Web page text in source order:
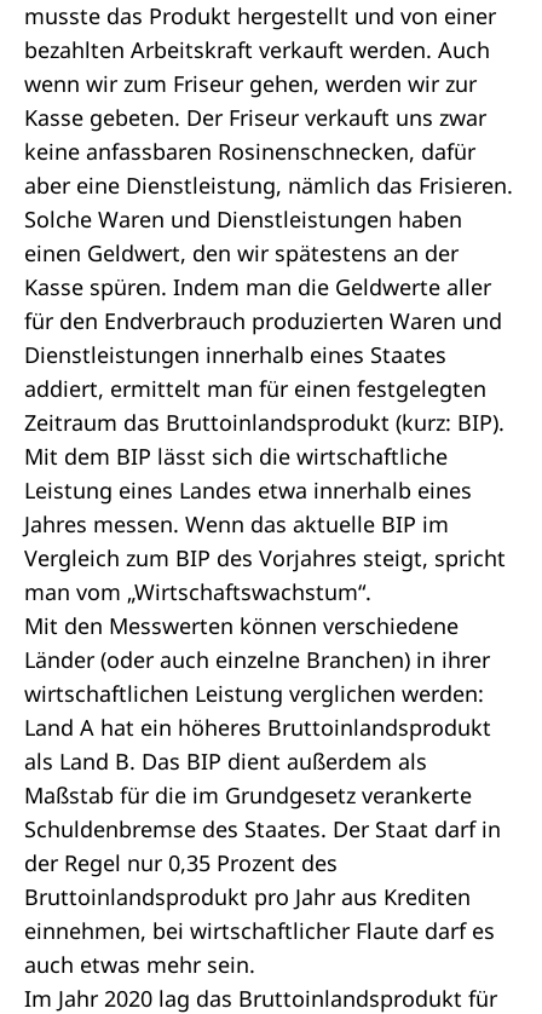
musste das Produkt hergestellt und von einer
bezahlten Arbeitskraft verkauft werden. Auch
wenn wir zum Friseur gehen, werden wir zur
Kasse gebeten. Der Friseur verkauft uns zwar
keine anfassbaren Rosinenschnecken, dafür
aber eine Dienstleistung, nämlich das Frisieren.
Solche Waren und Dienstleistungen haben
einen Geldwert, den wir spätestens an der
Kasse spüren. Indem man die Geldwerte aller
für den Endverbrauch produzierten Waren und
Dienstleistungen innerhalb eines Staates
addiert, ermittelt man für einen festgelegten
Zeitraum das Bruttoinlandsprodukt (kurz: BIP).
Mit dem BIP lässt sich die wirtschaftliche
Leistung eines Landes etwa innerhalb eines
Jahres messen. Wenn das aktuelle BIP im
Vergleich zum BIP des Vorjahres steigt, spricht
man vom „Wirtschaftswachstum“.
Mit den Messwerten können verschiedene
Länder (oder auch einzelne Branchen) in ihrer
wirtschaftlichen Leistung verglichen werden:
Land A hat ein höheres Bruttoinlandsprodukt
als Land B. Das BIP dient außerdem als
Maßstab für die im Grundgesetz verankerte
Schuldenbremse des Staates. Der Staat darf in
der Regel nur 0,35 Prozent des
Bruttoinlandsprodukt pro Jahr aus Krediten
einnehmen, bei wirtschaftlicher Flaute darf es
auch etwas mehr sein.
Im Jahr 2020 lag das Bruttoinlandsprodukt für